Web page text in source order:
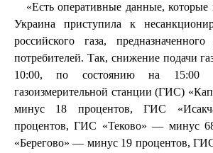
«Есть оперативные данные, которые
Украина приступила к
российского газа,
потребителей. Так, снижение подачи
10:00, по состоянию на 15:00
газоизмерительной станции (ГИС)
минус 18 процентов, ГИС
процентов, ГИС «Теково» — минус
«Берегово» — минус 19 процентов,